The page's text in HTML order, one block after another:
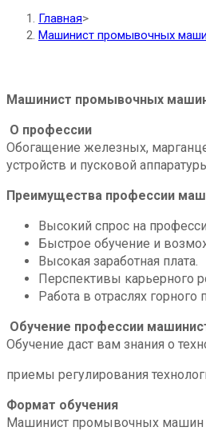
Главная>
Машинист промывочных
Машинист промывочных
О профессии
Обогащение железных,
устройств и пусковой
Преимущества профессии
Высокий спрос на
Быстрое обучение и
Высокая заработная плата.
Перспективы карьерного
Работа в отраслях горного
Обучение профессии
Обучение даст вам знания о
приемы регулирования
Формат обучения
Машинист промывочных машин